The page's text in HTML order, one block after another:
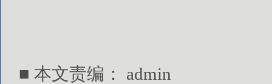
■ 本文责编： admin